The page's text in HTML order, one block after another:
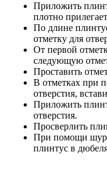
Приложить
плотно
По длине
отметку для
От первой
следующую
Проставить
В отметках при
отверстия,
Приложить
отверстия.
Просверлить
При помощи
плинтус в